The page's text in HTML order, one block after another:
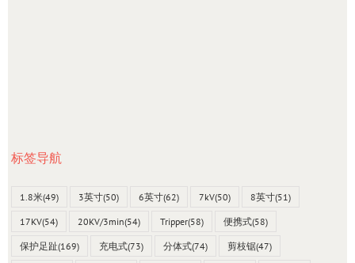
标签导航
1.8米(49) 3英寸(50) 6英寸(62) 7kV(50) 8英寸(51)
17KV(54) 20KV/3min(54) Tripper(58) 便携式(58)
保护足趾(169) 充电式(73) 分体式(74) 剪枝锯(47)